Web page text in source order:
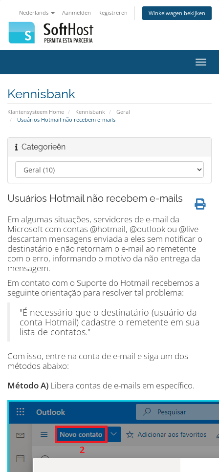
Nederlands Aanmelden Registreren Winkelwagen bekijken
in-/
Kennisbank
Klantensysteem Home Kennisbank
Geral
Usuários Hotmail não recebem e-mails
Categorieën
Usuários Hotmail não recebem e-mails
Em algumas situações, servidores de e-mail da
Microsoft com contas @hotmail, @outlook ou @live
descartam mensagens enviada a eles sem notificar o
destinatário e não retornam o e-mail ao remetente
com o erro, informando o motivo da não entrega da
mensagem.
Em contato com o Suporte do Hotmail recebemos a
seguinte orientação para resolver tal problema:
"É necessário que o destinatário (usuário da
conta Hotmail) cadastre o remetente em sua
lista de contatos."
Com isso, entre na conta de e-mail e siga um dos
métodos abaixo:
Método A) Libera contas de e-mails em específico.